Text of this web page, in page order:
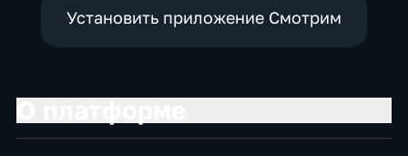
Установить приложение Смотрим